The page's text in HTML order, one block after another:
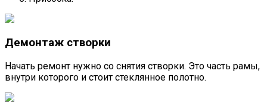
Демонтаж створки
Начать ремонт нужно со снятия створки. Это часть рамы,
внутри которого и стоит стеклянное полотно.